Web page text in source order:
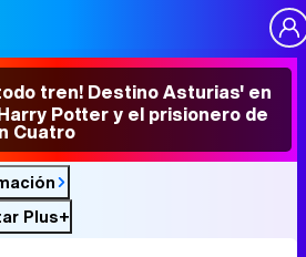
tren! Destino Asturias' en
Potter y el prisionero de
Cuatro
Plus+